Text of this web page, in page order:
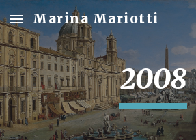
Skip to main content
Marina Mariotti
2008